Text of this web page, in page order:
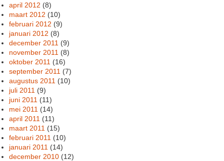
april 2012 (8)
maart 2012 (10)
februari 2012 (9)
januari 2012 (8)
december 2011 (9)
november 2011 (8)
oktober 2011 (16)
september 2011 (7)
augustus 2011 (10)
juli 2011 (9)
juni 2011 (11)
mei 2011 (14)
april 2011 (11)
maart 2011 (15)
februari 2011 (10)
januari 2011 (14)
december 2010 (12)